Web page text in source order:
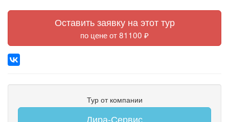
Оставить заявку на этот тур
по цене от 81100 ₽
Тур от компании
Лира-Сервис